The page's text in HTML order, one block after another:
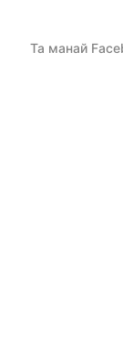
Та манай